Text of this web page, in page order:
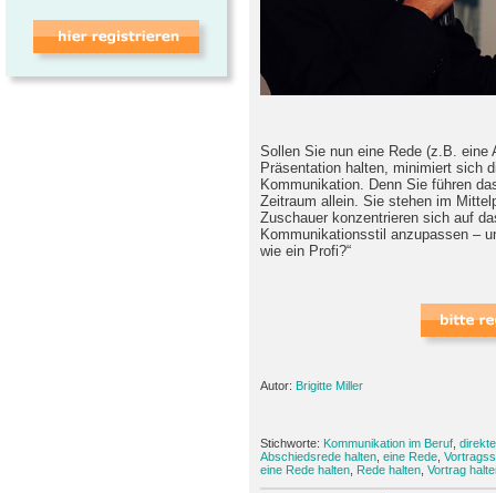
Sollen Sie nun eine Rede (z.B. eine
Präsentation halten, minimiert sich
Kommunikation. Denn Sie führen
Zeitraum allein. Sie stehen im
Zuschauer konzentrieren sich auf
Kommunikationsstil anzupassen –
wie ein Profi?“
Autor: Brigitte Miller
Stichworte: Kommunikation im Beruf
Abschiedsrede halten eine Rede
eine Rede halten Rede halten Vortrag